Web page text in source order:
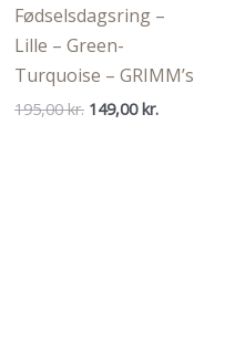
Fødselsdagsring –
Lille – Green-
Turquoise – GRIMM’s
195,00kr. Den
149,00 kr.Den